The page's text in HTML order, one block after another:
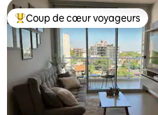
Coups de cœur voyageurs les
Coup de cœur voyageurs